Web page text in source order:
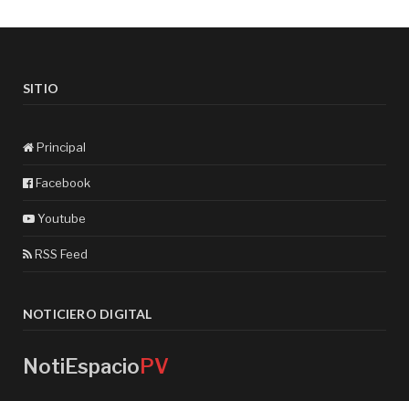
SITIO
Principal
Facebook
Youtube
RSS Feed
NOTICIERO DIGITAL
NotiEspacioPV